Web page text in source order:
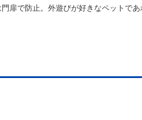
扉で防止。 外遊びが好きなペットで